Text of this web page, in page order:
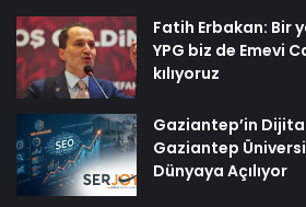
Fatih Erbakan: Bir
YPG biz de Emevi
kılıyoruz
Gaziantep’in
Gaziantep
Dünyaya Açılıyor